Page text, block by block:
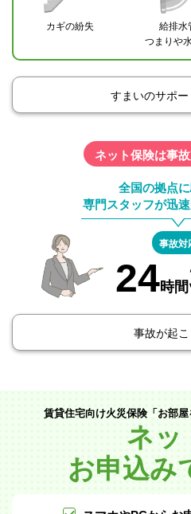
カギの紛失
給排水
つまりや
すまいのサポ
ネット保険は事
全国の拠点
専門スタッフが迅
事故対
24時間
事故が起こ
賃貸住宅向け火災保険「お部
ネッ
お申込み